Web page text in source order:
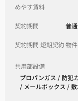
めやす賃料
契約期間 普
契約期間 短期契約 物件
共用部設備
プロパンガス / 防犯
/ メールボックス /